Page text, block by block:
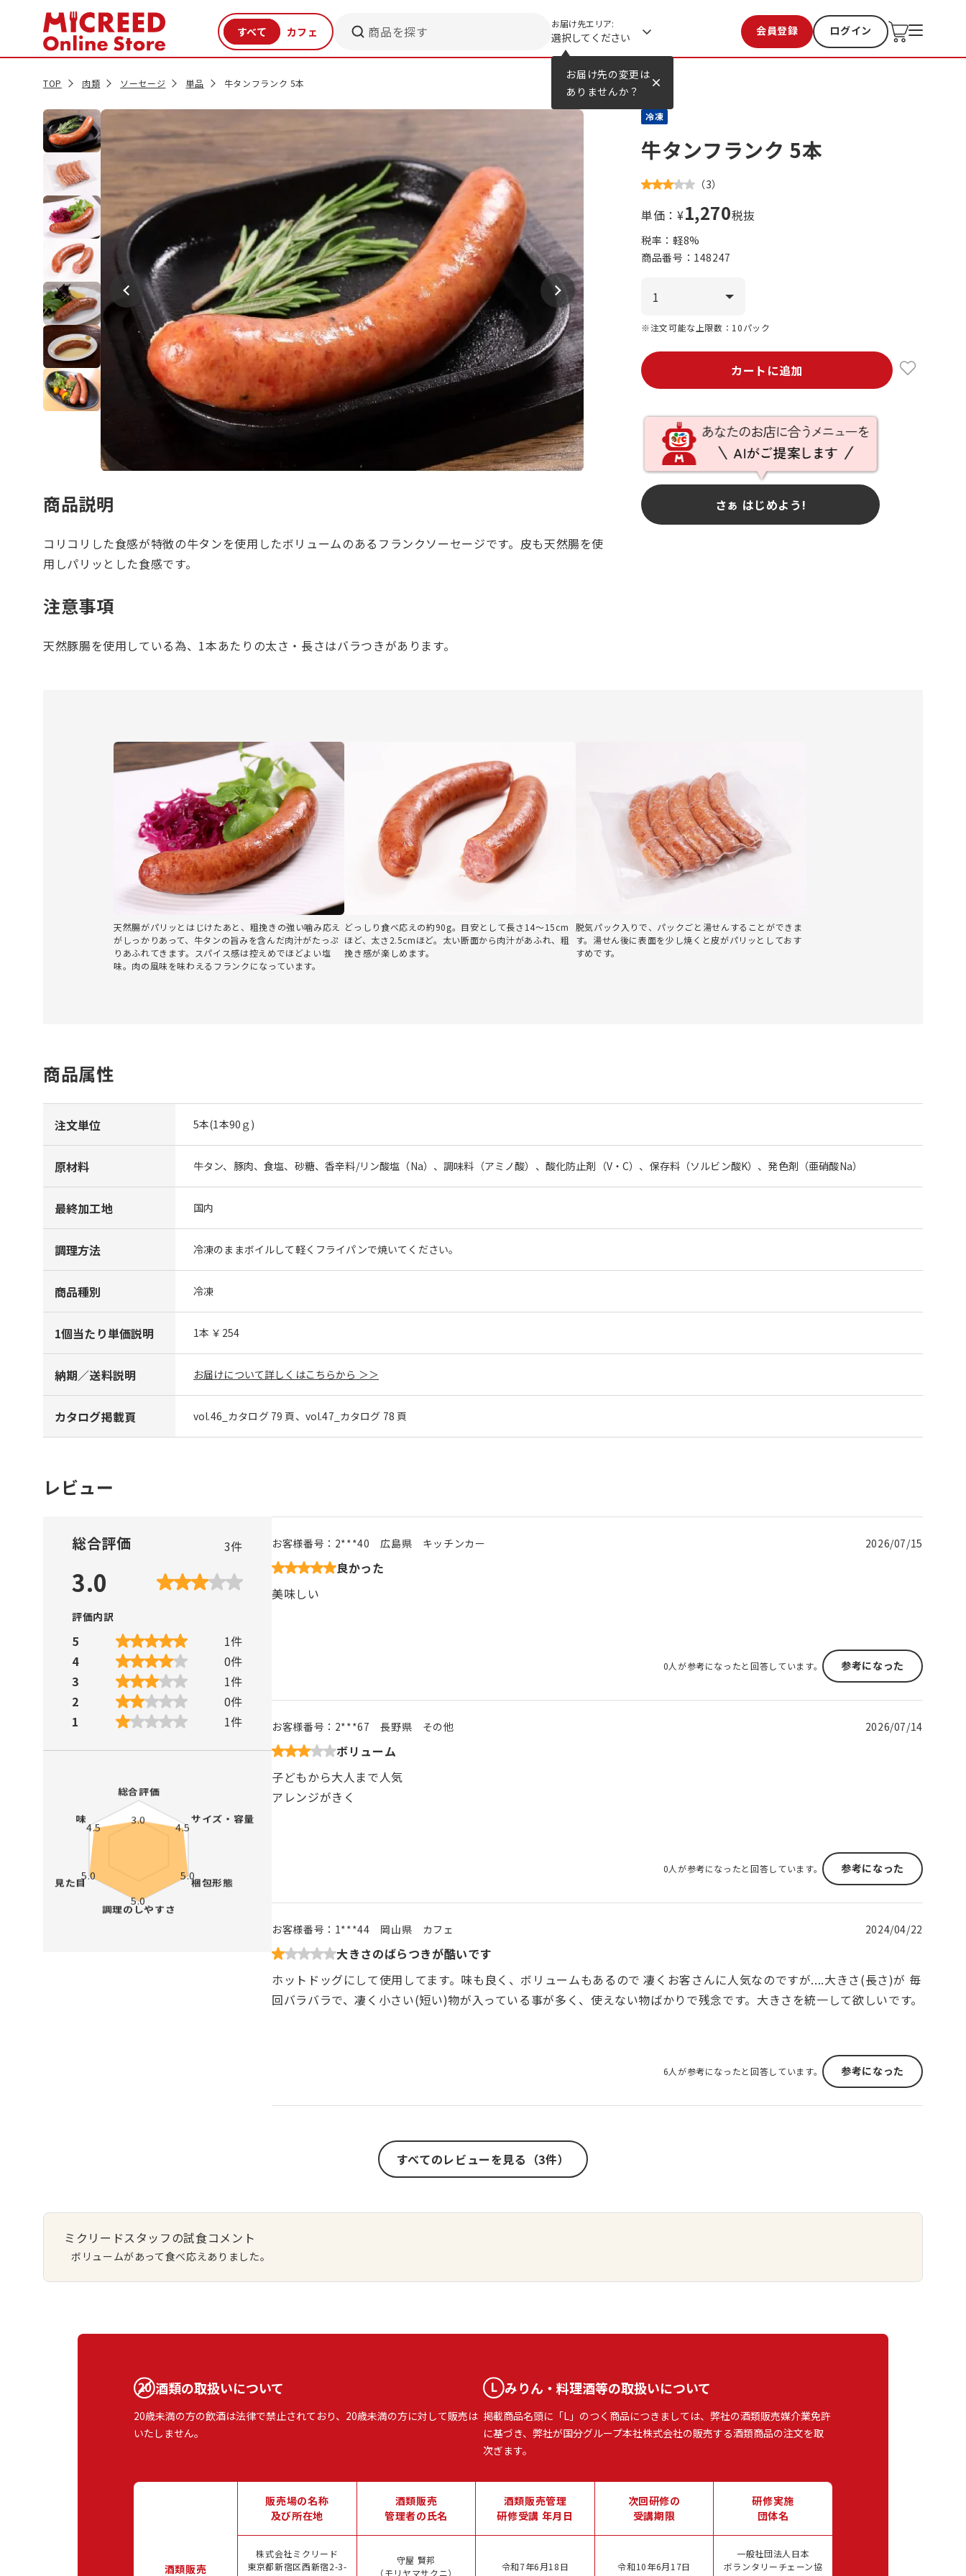
お届け先の変更は
ありませんか？
商品を探す お届け先エリア:
選択してください 会員登録 ログイン
お気に入り 過去購入
TOP 肉類 ソーセージ 単品 牛タンフランク 5本
冷凍
牛タンフランク 5本
（3）
単価：¥1,270税抜
税率：軽8%
商品番号： 148247
※注文可能な上限数：10パック
カートに追加
さぁ はじめよう!
商品説明
コリコリした食感が特徴の牛タンを使用したボリュームのあるフランクソーセージです。皮も天然腸を使
用しパリッとした食感です。
注意事項
天然豚腸を使用している為、1本あたりの太さ・長さはバラつきがあります。
天然腸がパリッとはじけたあと、粗挽きの強い噛み応え
がしっかりあって、牛タンの旨みを含んだ肉汁がたっぷ
りあふれてきます。スパイス感は控えめでほどよい塩
味。肉の風味を味わえるフランクになっています。
どっしり食べ応えの約90g。目安として長さ14～15cm
ほど、太さ2.5cmほど。太い断面から肉汁があふれ、粗
挽き感が楽しめます。
脱気パック入りで、パックごと湯せんすることができま
す。湯せん後に表面を少し焼くと皮がパリッとしておす
すめです。
商品属性
注文単位 5本(1本90ｇ)
原材料 牛タン、豚肉、食塩、砂糖、香辛料/リン酸塩（Na）、調味料（アミノ酸）、酸化防止剤（V・C）、保存料（ソルビン酸K）、発色剤（亜硝酸Na）
最終加工地 国内
調理方法 冷凍のままボイルして軽くフライパンで焼いてください。
商品種別 冷凍
1個当たり単価説明 1本 ￥254
納期／送料説明 お届けについて詳しくはこちらから ＞＞
カタログ掲載頁 vol.46_カタログ 79 頁、vol.47_カタログ 78 頁
レビュー
総合評価 3件
3.0
評価内訳
5 1件
4
0件
3
1件
2
0件
1
1件
お客様番号： 2***40 広島県 キッチンカー 2026/07/15
良かった
美味しい
0人が参考になったと回答しています。 参考になった
お客様番号： 2***67 長野県 その他 2026/07/14
ボリューム
子どもから大人まで人気
アレンジがきく
0人が参考になったと回答しています。 参考になった
お客様番号： 1***44 岡山県 カフェ 2024/04/22
大きさのばらつきが酷いです
ホットドッグにして使用してます。味も良く、ボリュームもあるので 凄くお客さんに人気なのですが....大きさ(長さ)が 毎
回バラバラで、凄く小さい(短い)物が入っている事が多く、使えない物ばかりで残念です。大きさを統一して欲しいです。
6人が参考になったと回答しています。 参考になった
すべてのレビューを見る（3件）
ミクリードスタッフの試食コメント
ボリュームがあって食べ応えありました。
酒類の取扱いについて
20歳未満の方の飲酒は法律で禁止されており、20歳未満の方に対して販売は
いたしません。
みりん・料理酒等の取扱いについて
掲載商品名頭に「L」のつく商品につきましては、弊社の酒類販売媒介業免許
に基づき、弊社が国分グループ本社株式会社の販売する酒類商品の注文を取
次ぎます。
酒類販売
販売場の名称
及び所在地
酒類販売
管理者の氏名
酒類販売管理
研修受講 年月日
次回研修の
受講期限
研修実施
団体名
株式会社ミクリード
東京都新宿区西新宿2-3-
守屋 賢邦
（モリヤマサクニ）
令和7年6月18日 令和10年6月17日
一般社団法人日本
ボランタリーチェーン協